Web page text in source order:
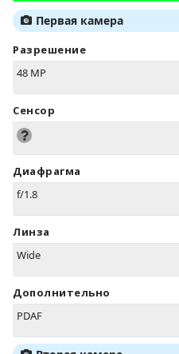
Первая камера
Разрешение
48 MP
Сенсор
Диафрагма
f/1.8
Линза
Wide
Дополнительно
PDAF